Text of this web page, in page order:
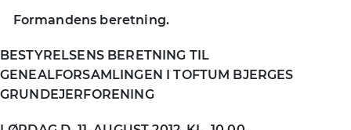
Formandens beretning.
BESTYRELSENS BERETNING TIL
GENEALFORSAMLINGEN I TOFTUM BJERGES
GRUNDEJERFORENING